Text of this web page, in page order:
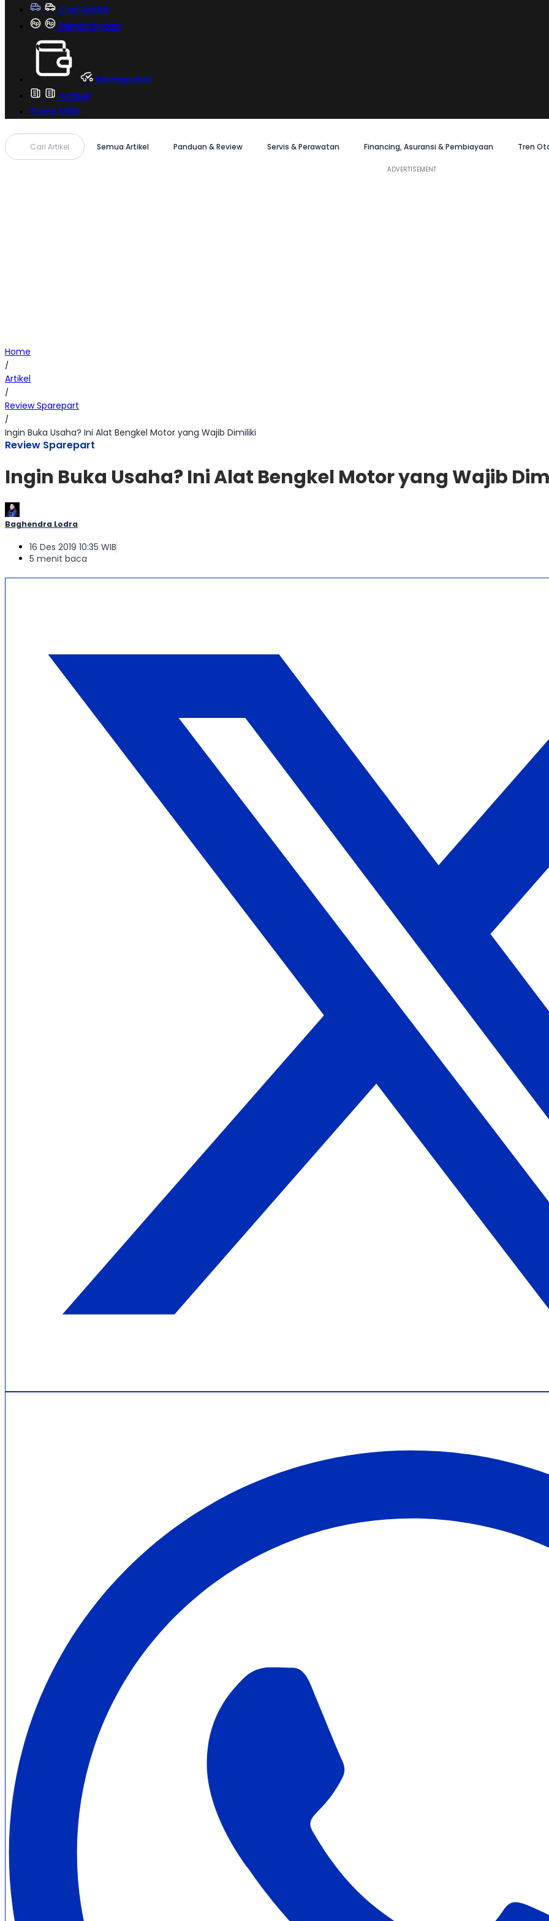
Cari Mobil
Pembiayaan
MoInspeksi
Artikel
Sewa Milik
Cari Artikel Semua Artikel Panduan & Review Servis & Perawatan Financing, Asuransi & Pembiayaan Tren
Home
/
Artikel
/
Review Sparepart
/
Ingin Buka Usaha? Ini Alat Bengkel Motor yang Wajib Dimiliki
Review Sparepart
Ingin Buka Usaha? Ini Alat Bengkel Motor yang Wajib
Baghendra Lodra
16 Des 2019 10:35 WIB
5 menit baca